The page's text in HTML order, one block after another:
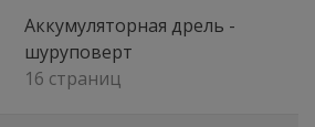
Аккумуляторная дрель -
шуруповерт
16 страниц